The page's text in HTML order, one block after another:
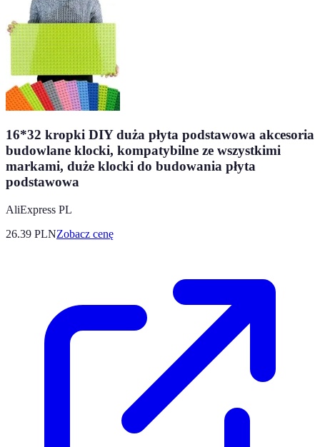
16*32 kropki DIY duża płyta podstawowa akcesoria
budowlane klocki, kompatybilne ze wszystkimi
markami, duże klocki do budowania płyta
podstawowa
AliExpress PL
26.39 PLNZobacz cenę